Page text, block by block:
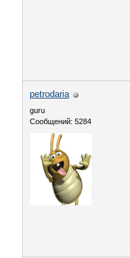
petrodaria
guru
Сообщений: 5284